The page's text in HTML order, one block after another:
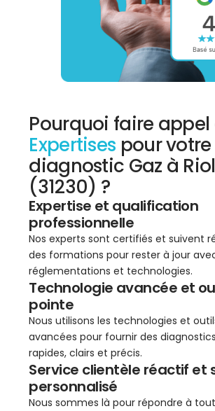
Pourquoi faire appel
Expertises pour votre
diagnostic Gaz à
(31230) ?
Expertise et qualification
professionnelle
Nos experts sont certifiés et suivent
des formations pour rester à jour
réglementations et technologies.
Technologie avancée et
pointe
Nous utilisons les technologies et
avancées pour fournir des
rapides, clairs et précis.
Service clientèle réactif et
personnalisé
Nous sommes là pour répondre à